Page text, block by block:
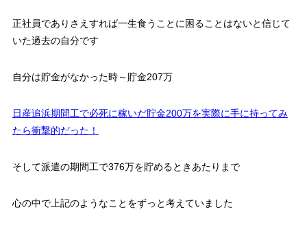
正社員でありさえすれば一生食うことに困ることはないと信じて
いた過去の自分です
自分は貯金がなかった時～貯金207万
日産追浜期間工で必死に稼いだ貯金200万を実際に手に持ってみ
たら衝撃的だった！
そして派遣の期間工で376万を貯めるときあたりまで
心の中で上記のようなことをずっと考えていました